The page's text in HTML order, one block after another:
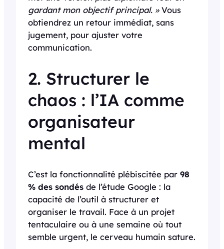
gardant mon objectif principal. »Vous
obtiendrez un retour immédiat, sans
jugement, pour ajuster votre
communication.
2. Structurer le
chaos : l’IA comme
organisateur
mental
C’est la fonctionnalité plébiscitée par 98
% des sondés de l’étude Google : la
capacité de l’outil à structurer et
organiser le travail. Face à un projet
tentaculaire ou à une semaine où tout
semble urgent, le cerveau humain sature.